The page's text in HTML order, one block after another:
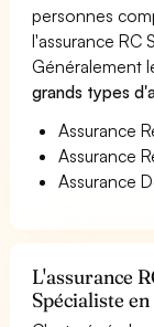
personnes
l'assurance RC
Généralement
grands types
Assurance
Assurance
Assurance
L'assurance
Spécialiste